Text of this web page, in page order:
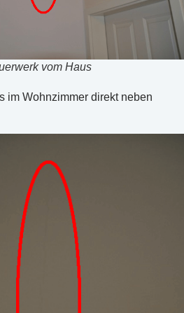
vom Haus
im Wohnzimmer direkt neben